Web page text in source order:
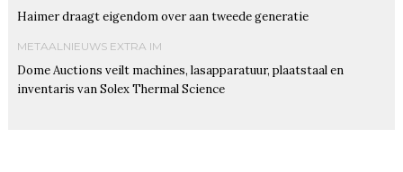
Haimer draagt eigendom over aan tweede generatie
METAALNIEUWS EXTRA IM
Dome Auctions veilt machines, lasapparatuur, plaatstaal en
inventaris van Solex Thermal Science